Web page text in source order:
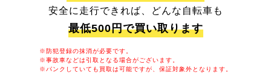
安全に走行できれば、どんな自転車も
最低500円で買い取ります
※防犯登録の抹消が必要です。
※事故車などは引取となる場合がございます。
※パンクしていても買取は可能ですが、保証対象外となります。